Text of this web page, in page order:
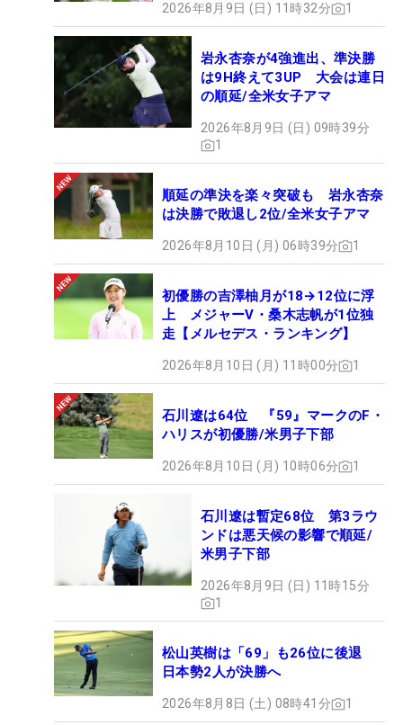
2026年8月9日 (日) 11時32分 1
岩永杏奈が4強進出、準決勝
は9H終えて3UP 大会は連日
の順延/全米女子アマ
2026年8月9日 (日) 09時39分
1
順延の準決を楽々突破も 岩永杏奈
は決勝で敗退し2位/全米女子アマ
2026年8月10日 (月) 06時39分 1
初優勝の吉澤柚月が18→12位に浮
上 メジャーV・桑木志帆が1位独
走【メルセデス・ランキング】
2026年8月10日 (月) 11時00分 1
石川遼は64位 『59』マークのF・
ハリスが初優勝/米男子下部
2026年8月10日 (月) 10時06分 1
石川遼は暫定68位 第3ラウ
ンドは悪天候の影響で順延/
米男子下部
2026年8月9日 (日) 11時15分
1
松山英樹は「69」も26位に後退
日本勢2人が決勝へ
2026年8月8日 (土) 08時41分 1